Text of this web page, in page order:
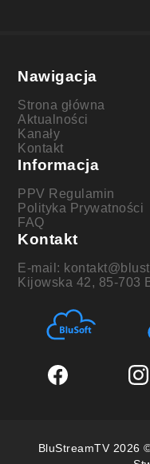
Nawigacja
Strona główna
Aktualności
Kanały
Kontakt
Informacja
PPV Regulamin
Polityka Prywatności
FAQ
Kontakt
E-mail:
Kijowska 42, 85-703
BluStreamTV 2026